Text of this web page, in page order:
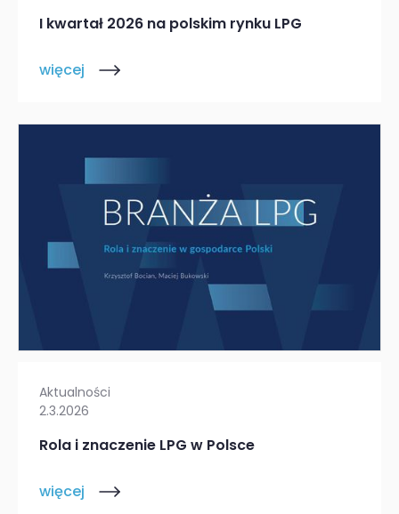
I kwartał 2026 na polskim rynku LPG
więcej
Aktualności
2.3.2026
Rola i znaczenie LPG w Polsce
więcej